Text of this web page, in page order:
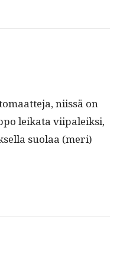
niis­sä on
leika­ta viipaleik­si,
suo­laa (meri)